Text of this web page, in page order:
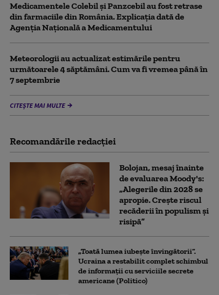
Medicamentele Colebil și Panzcebil au fost retrase
din farmaciile din România. Explicația dată de
Agenția Națională a Medicamentului
Meteorologii au actualizat estimările pentru
următoarele 4 săptămâni. Cum va fi vremea până în
7 septembrie
CITEȘTE MAI MULTE
Recomandările redacţiei
Bolojan, mesaj înainte
de evaluarea Moody's:
„Alegerile din 2028 se
apropie. Crește riscul
recăderii în populism și
risipă”
„Toată lumea iubește învingătorii”.
Ucraina a restabilit complet schimbul
de informații cu serviciile secrete
americane (Politico)